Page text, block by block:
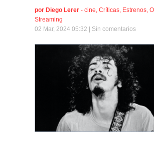
por Diego Lerer - cine, Críticas, Estrenos,
Streaming
02 Mar, 2024 05:32 | Sin comentarios